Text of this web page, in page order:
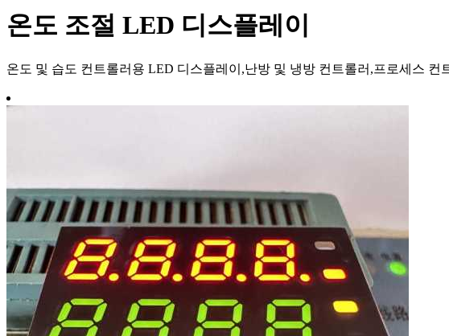
온도 조절 LED 디스플레이
온도 및 습도 컨트롤러용 LED 디스플레이,난방 및 냉방 컨트롤러,프로세스